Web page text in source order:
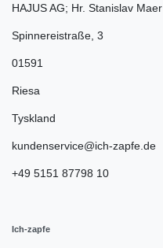
HAJUS AG; Hr. Stanislav Maer
Spinnereistraße 3
01591
Riesa
Tyskland
kundenservice@ich-zapfe.de
+49 5151 87798 10
Ich-zapfe